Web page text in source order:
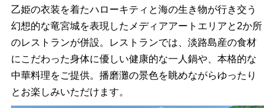
乙姫の衣装を着たハローキティと海の生き物が行き交う
幻想的な竜宮城を表現したメディアアートエリアと2か所
のレストランが併設。レストランでは、淡路島産の食材
にこだわった身体に優しい健康的な一人鍋や、本格的な
中華料理をご提供。播磨灘の景色を眺めながらゆったり
とお楽しみいただけます。